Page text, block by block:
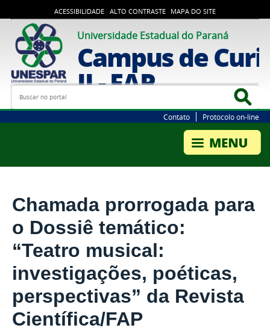
ACESSIBILIDADE ALTO CONTRASTE MAPA DO SITE
Universidade Estadual do Paraná
Campus de
II - FAP
Busca
Contato Protocolo on-line
Chamada prorrogada para
o Dossiê temático:
“Teatro musical:
investigações, poéticas,
perspectivas” da Revista
Científica/FAP